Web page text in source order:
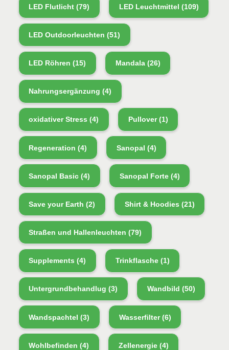
LED Flutlicht (79) LED Leuchtmittel (109)
LED Outdoorleuchten (51)
LED Röhren (15) Mandala(26)
Nahrungsergänzung (4)
oxidativer Stress (4) Pullover(1)
Regeneration (4) Sanopal (4)
Sanopal Basic (4) Sanopal Forte(4)
Save your Earth (2) Shirt & Hoodies (21)
Straßen und Hallenleuchten (79)
Supplements (4) Trinkflasche(1)
Untergrundbehandlug (3) Wandbild (50)
Wandspachtel (3) Wasserfilter(6)
Wohlbefinden (4) Zellenergie(4)